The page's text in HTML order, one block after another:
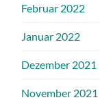
Februar 2022
Januar 2022
Dezember 2021
November 2021